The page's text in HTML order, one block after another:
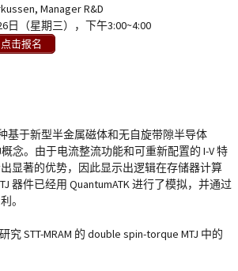
Manager R&D
日（星期三），下午3:00~4:00
点击报名
基于新型半金属磁体和无自旋带隙半导体
念。由于电流整流功能和可重新配置的 I-V 特
显著的优势，因此显示出逻辑在存储器计算
器件已经用 QuantumATK 进行了模拟，并通过
。
究 STT-MRAM 的 double spin-torque MTJ 中的